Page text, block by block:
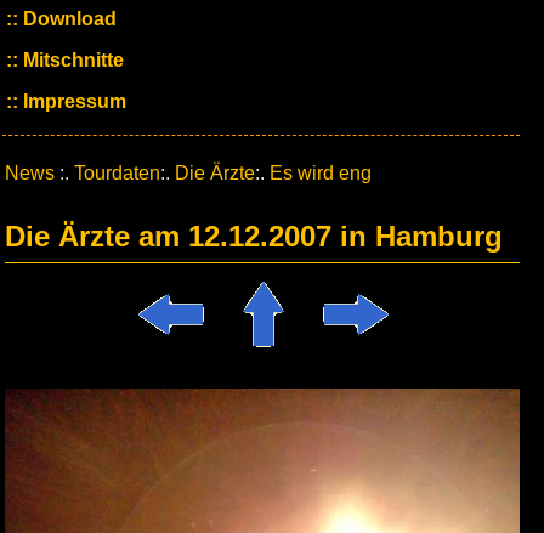
Download
Mitschnitte
Impressum
News :. Tourdaten:. Die Ärzte:. Es wird eng
Die Ärzte am 12.12.2007 in Hamburg